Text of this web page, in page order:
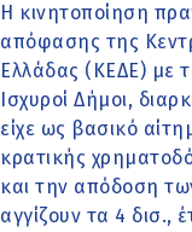
Η κινητοποίηση
απόφασης της
Ελλάδας (ΚΕΔΕ) με
Ισχυροί Δήμοι,
είχε ως βασικό
κρατικής
και την απόδοση
αγγίζουν τα 4 δισ.,